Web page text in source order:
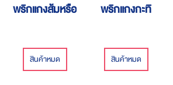
ปพร้อมทาน
พริกแกงส้มหรือแกงเหลือง
สินค้าหมด
พริกแกงกะทิ
สินค้าหมด